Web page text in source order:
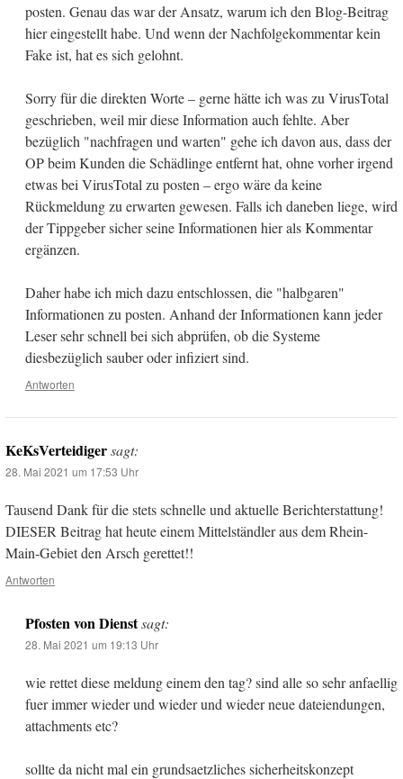
posten. Genau das war der Ansatz, warum ich den Blog-Beitrag
hier eingestellt habe. Und wenn der Nachfolgekommentar kein
Fake ist, hat es sich gelohnt.
Sorry für die direkten Worte – gerne hätte ich was zu VirusTotal
geschrieben, weil mir diese Information auch fehlte. Aber
bezüglich "nachfragen und warten" gehe ich davon aus, dass der
OP beim Kunden die Schädlinge entfernt hat, ohne vorher irgend
etwas bei VirusTotal zu posten – ergo wäre da keine
Rückmeldung zu erwarten gewesen. Falls ich daneben liege, wird
der Tippgeber sicher seine Informationen hier als Kommentar
ergänzen.
Daher habe ich mich dazu entschlossen, die "halbgaren"
Informationen zu posten. Anhand der Informationen kann jeder
Leser sehr schnell bei sich abprüfen, ob die Systeme
diesbezüglich sauber oder infiziert sind.
Antworten
KeKsVerteidigersagt:
28. Mai 2021 um 17:53 Uhr
Tausend Dank für die stets schnelle und aktuelle Berichterstattung!
DIESER Beitrag hat heute einem Mittelständler aus dem Rhein-
Main-Gebiet den Arsch gerettet!!
Antworten
Pfosten von Dienst sagt:
28. Mai 2021 um 19:13 Uhr
wie rettet diese meldung einem den tag? sind alle so sehr anfaellig
fuer immer wieder und wieder und wieder neue dateiendungen,
attachments etc?
sollte da nicht mal ein grundsaetzliches sicherheitskonzept